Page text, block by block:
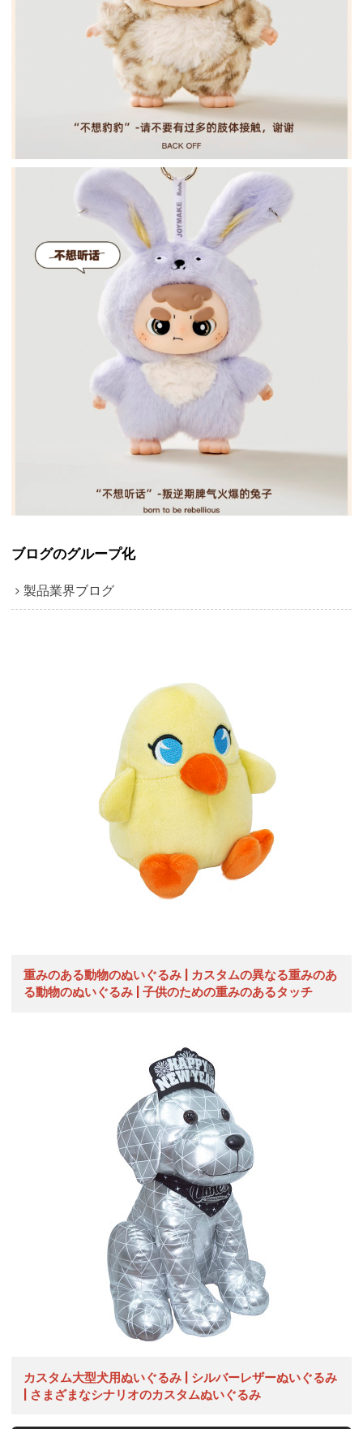
ブログのグループ化
製品業界ブログ
重みのある動物のぬいぐるみ | カスタムの異なる重みのあ
る動物のぬいぐるみ | 子供のための重みのあるタッチ
カスタム大型犬用ぬいぐるみ | シルバーレザーぬいぐるみ
| さまざまなシナリオのカスタムぬいぐるみ